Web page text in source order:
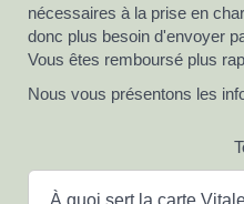
nécessaires à la prise en
donc plus besoin d'envoyer
Vous êtes remboursé plus
Nous vous présentons les